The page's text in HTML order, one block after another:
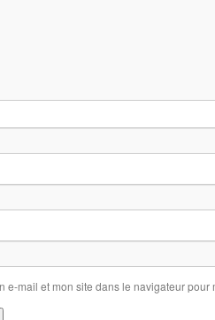
e-mail et mon site dans le navigateur